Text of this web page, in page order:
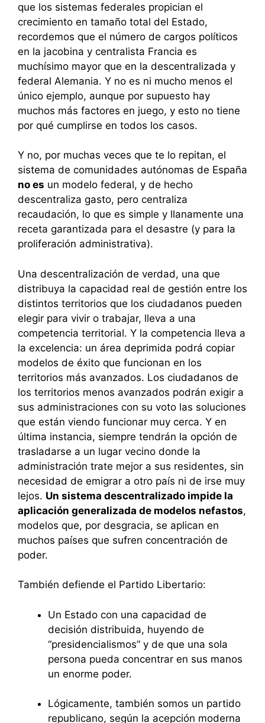
que los sistemas federales propician el
crecimiento en tamaño total del Estado,
recordemos que el número de cargos políticos
en la jacobina y centralista Francia es
muchísimo mayor que en la descentralizada y
federal Alemania. Y no es ni mucho menos el
único ejemplo, aunque por supuesto hay
muchos más factores en juego, y esto no tiene
por qué cumplirse en todos los casos.
Y no, por muchas veces que te lo repitan, el
sistema de comunidades autónomas de España
no es un modelo federal, y de hecho
descentraliza gasto, pero centraliza
recaudación, lo que es simple y llanamente una
receta garantizada para el desastre (y para la
proliferación administrativa).
Una descentralización de verdad, una que
distribuya la capacidad real de gestión entre los
distintos territorios que los ciudadanos pueden
elegir para vivir o trabajar, lleva a una
competencia territorial. Y la competencia lleva a
la excelencia: un área deprimida podrá copiar
modelos de éxito que funcionan en los
territorios más avanzados. Los ciudadanos de
los territorios menos avanzados podrán exigir a
sus administraciones con su voto las soluciones
que están viendo funcionar muy cerca. Y en
última instancia, siempre tendrán la opción de
trasladarse a un lugar vecino donde la
administración trate mejor a sus residentes, sin
necesidad de emigrar a otro país ni de irse muy
lejos. Un sistema descentralizado impide la
aplicación generalizada de modelos nefastos,
modelos que, por desgracia, se aplican en
muchos países que sufren concentración de
poder.
También defiende el Partido Libertario:
Un Estado con una capacidad de
decisión distribuida, huyendo de
“presidencialismos” y de que una sola
persona pueda concentrar en sus manos
un enorme poder.
Lógicamente, también somos un partido
republicano, según la acepción moderna